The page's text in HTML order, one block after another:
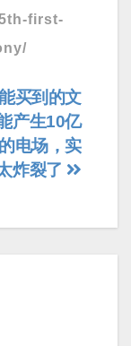
first-
买到的文
产生10亿
电场，实
炸裂了